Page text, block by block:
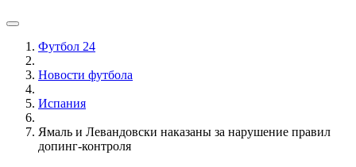
Футбол 24
Новости футбола
Испания
Ямаль и Левандовски наказаны за нарушение правил
допинг-контроля